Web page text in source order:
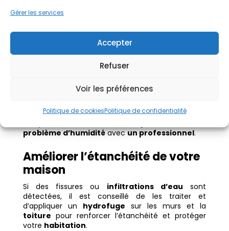
Gérer les services
Accepter
Refuser
Voir les préférences
Politique de cookiesPolitique de confidentialité
Quelles solutions contre
en Bretagne ?
Pour traiterl’humidité dans votre maison, il est
problème d’humiditéavecun professionnel.
Améliorer l’étanchéité de votre
maison
Si des fissures ou infiltrations d’eau sont
détectées, il est conseillé de les traiter et
d’appliquer un hydrofuge sur les murs et la
toiture pour renforcer l’étanchéité et protéger
votre habitation.